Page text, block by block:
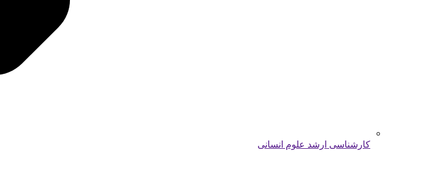
کارشناسی ارشد علوم انسانی